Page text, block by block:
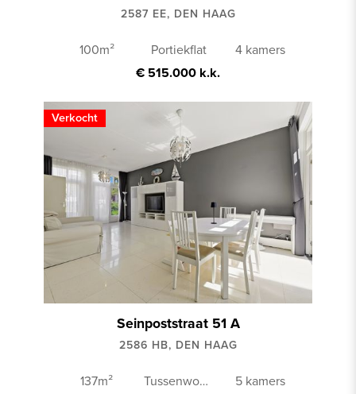
2587 EE, DEN HAAG
100m² Portiekflat
4 kamers
€ 515.000 k.k.
Verkocht
Seinpoststraat 51 A
2586 HB, DEN HAAG
137m² Tussenwoning
5 kamers